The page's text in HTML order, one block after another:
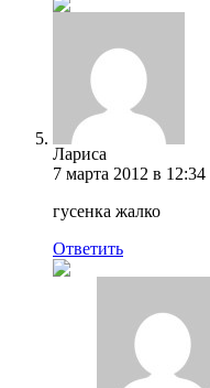
Лариса
7 марта 2012 в 12:34
гусенка жалко
Ответить